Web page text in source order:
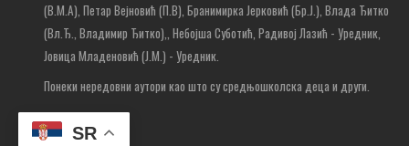
SR
(В.М.А), Петар Вејновић (П.В), Бранимирка Јерковић (Бр.Ј.), Влада Ђитко
(Вл.Ђ., Владимир Ђитко),, Небојша Суботић, Радивој Лазић - Уредник,
Јовица Младеновић (Ј.М.) - Уредник.
Понеки нередовни аутори као што су средњошколска деца и други.